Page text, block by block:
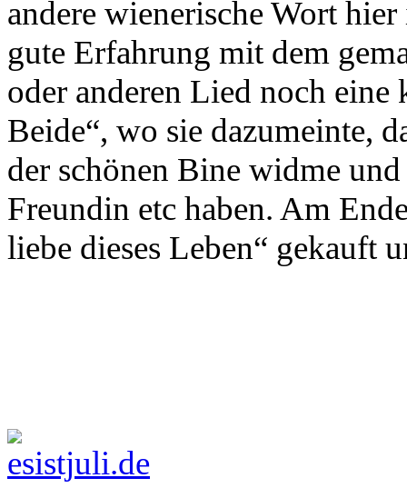
andere wienerische Wort
gute Erfahrung mit dem
oder anderen Lied noch
Beide“, wo sie dazumeinte,
der schönen Bine widme
Freundin etc haben. Am
liebe dieses Leben“ gekauft